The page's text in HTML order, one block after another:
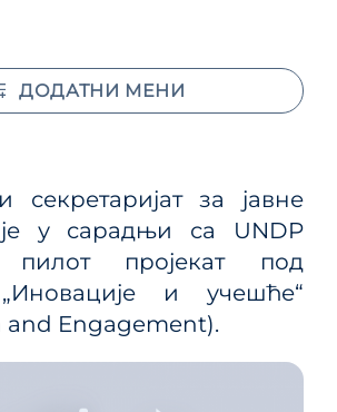
секретаријат за јавне
у сарадњи са UNDP
пилот пројекат под
и учешће“
and Engagement).
ДОДАТНИ МЕНИ